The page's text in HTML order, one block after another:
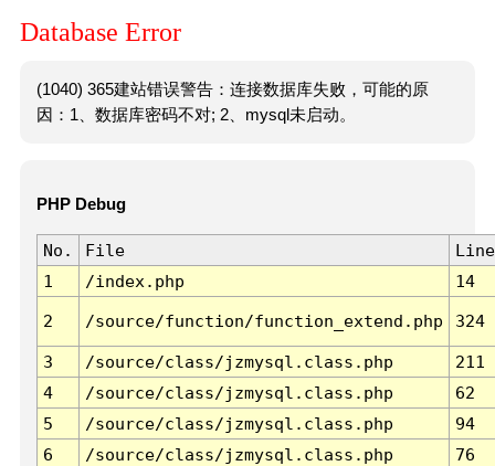
Database Error
(1040) 365建站错误警告：连接数据库失败，可能的原
因：1、数据库密码不对; 2、mysql未启动。
PHP Debug
No. File
Line
1
/index.php 14
2 /source/function/function_extend.php 324
3 /source/class/jzmysql.class.php
211
4
/source/class/jzmysql.class.php
62
5
/source/class/jzmysql.class.php
94
6
/source/class/jzmysql.class.php 76